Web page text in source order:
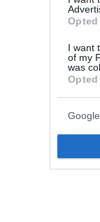
Opted
I want
of my
was
Opted